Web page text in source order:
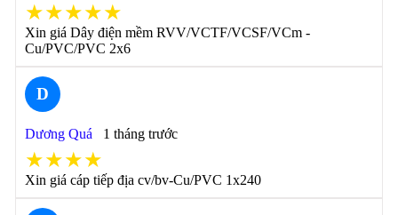
★★★★★
Xin giá Dây điện mềm RVV/VCTF/VCSF/VCm -
Cu/PVC/PVC 2x6
D
Dương Quá 1 tháng trước
★★★★
Xin giá cáp tiếp địa cv/bv-Cu/PVC 1x240